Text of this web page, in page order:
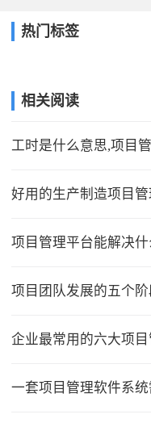
热门标签
相关阅读
工时是什么意思,项目
好用的生产制造项目
项目管理平台能解决
项目团队发展的五个阶
企业最常用的六大项
一套项目管理软件系